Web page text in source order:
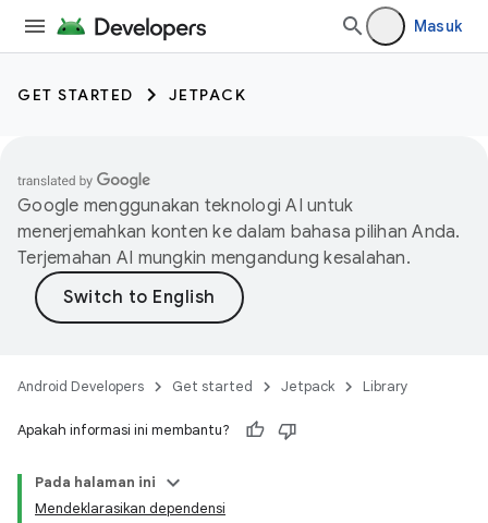
Masuk
GET STARTED JETPACK
Google menggunakan teknologi AI untuk
menerjemahkan konten ke dalam bahasa pilihan Anda.
Terjemahan AI mungkin mengandung kesalahan.
Android Developers Get started Jetpack Library
Apakah informasi ini membantu?
Pada halaman ini
Mendeklarasikan dependensi